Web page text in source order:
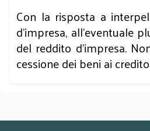
Con la risposta a
d’impresa, all’eventuale
del reddito d’impresa.
cessione dei beni ai